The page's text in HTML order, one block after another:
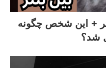
+ این شخص چگونه
شد؟